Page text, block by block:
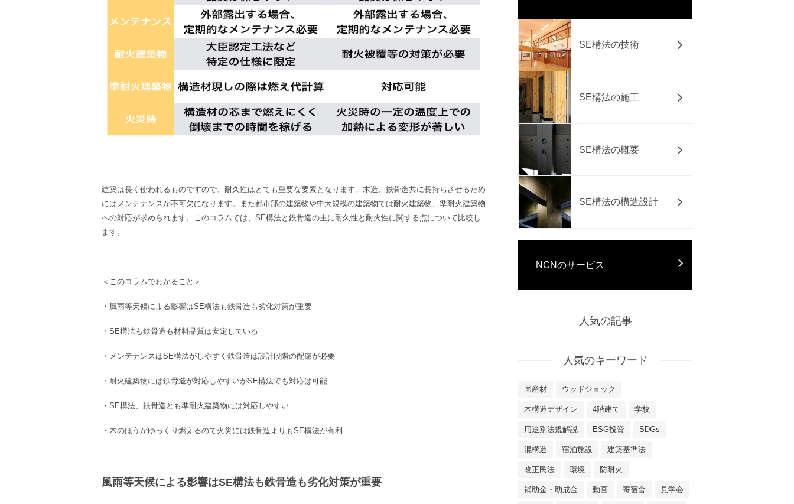
建築は長く使われるものですので、耐久性はとても重要な要素となります。木造、鉄骨造共に長持ちさせるため
にはメンテナンスが不可欠になります。また都市部の建築物や中大規模の建築物では耐火建築物、準耐火建築物
への対応が求められます。このコラムでは、 SE構法と 鉄骨造の主に耐久性と耐火性に関する点について比較し
ます。
＜このコラムでわかること＞
・風雨等天候による影響はSE構法も鉄骨造 も劣化対策が重要
・ SE構法も鉄骨造 も材料品質は安定している
・ メンテナンスはSE構法がしやすく 鉄骨造は設計段階の配慮が必要
・ 耐火建築物には鉄骨造が対応しやすいがSE構法でも対応は可能
・ SE構法、 鉄骨造 とも準耐火建築物には対応しやすい
・木のほうがゆっくり燃えるので火災には鉄骨造よりもSE構法が有利
風雨等天候による影響はSE構法も鉄骨造も劣化対策が重要
SE構法の技術
SE構法の施工
SE構法の概要
SE構法の構造設計
NCNのサービス
人気の記事
人気のキーワード
国産材 ウッドショック
木構造デザイン 4階建て 学校
用途別法規解説 ESG投資 SDGs
混構造 宿泊施設 建築基準法
改正民法 環境 防耐火
補助金・助成金 動画 寄宿舎 見学会